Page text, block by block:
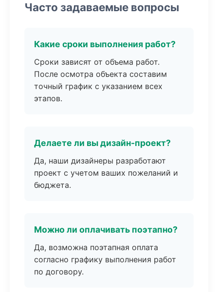
Часто задаваемые вопросы
Какие сроки выполнения работ?
Сроки зависят от объема работ.
После осмотра объекта составим
точный график с указанием всех
этапов.
Делаете ли вы дизайн-проект?
Да, наши дизайнеры разработают
проект с учетом ваших пожеланий и
бюджета.
Можно ли оплачивать поэтапно?
Да, возможна поэтапная оплата
согласно графику выполнения работ
по договору.